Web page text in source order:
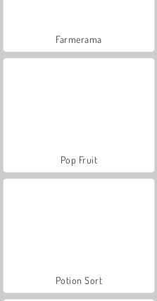
Farmerama
Pop Fruit
Potion Sort